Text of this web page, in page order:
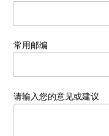
常用邮编
请输入您的意见或建议